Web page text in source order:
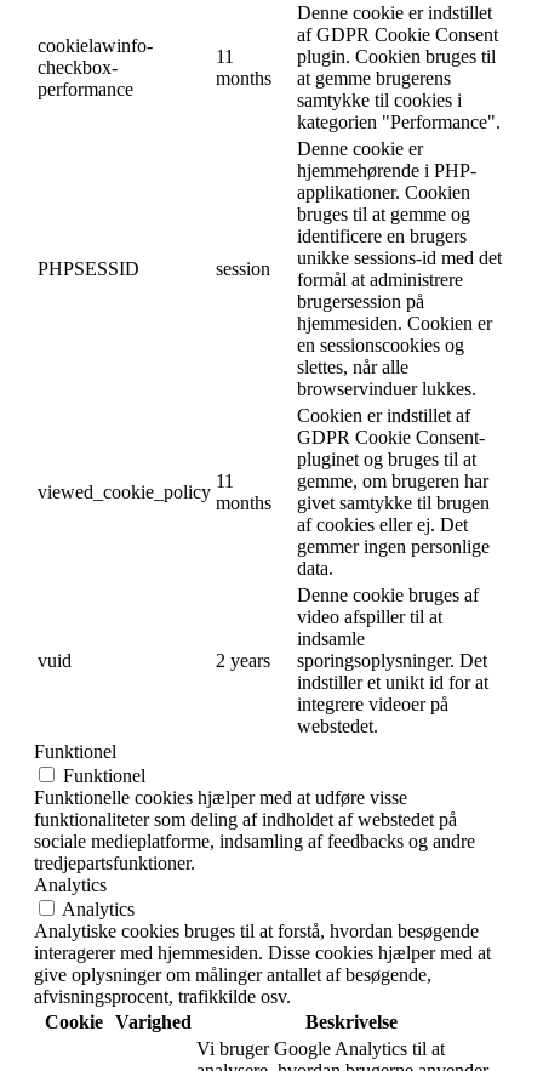
cookielawinfo-
checkbox-
performance
11
months
Denne cookie er indstillet
af GDPR Cookie Consent
plugin. Cookien bruges til
at gemme brugerens
samtykke til cookies i
kategorien "Performance".
PHPSESSID session
Denne cookie er
hjemmehørende i PHP-
applikationer. Cookien
bruges til at gemme og
identificere en brugers
unikke sessions-id med det
formål at administrere
brugersession på
hjemmesiden. Cookien er
en sessionscookies og
slettes, når alle
browservinduer lukkes.
viewed_cookie_policy
11
months
Cookien er indstillet af
GDPR Cookie Consent-
pluginet og bruges til at
gemme, om brugeren har
givet samtykke til brugen
af cookies eller ej. Det
gemmer ingen personlige
data.
vuid 2 years
Denne cookie bruges af
video afspiller til at
indsamle
sporingsoplysninger. Det
indstiller et unikt id for at
integrere videoer på
webstedet.
Funktionel
Funktionel
Funktionelle cookies hjælper med at udføre visse
funktionaliteter som deling af indholdet af webstedet på
sociale medieplatforme, indsamling af feedbacks og andre
tredjepartsfunktioner.
Analytics
Analytics
Analytiske cookies bruges til at forstå, hvordan besøgende
interagerer med hjemmesiden. Disse cookies hjælper med at
give oplysninger om målinger antallet af besøgende,
afvisningsprocent, trafikkilde osv.
Cookie Varighed
Beskrivelse
Vi bruger Google Analytics til at